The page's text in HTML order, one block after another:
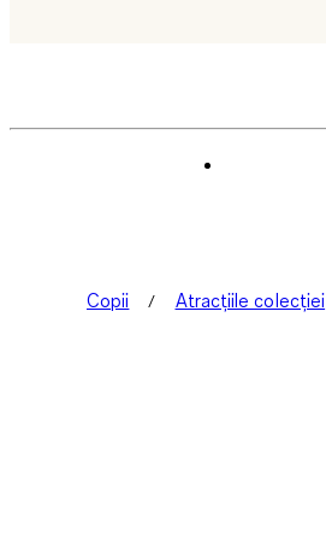
Copii Atracțiile colecției